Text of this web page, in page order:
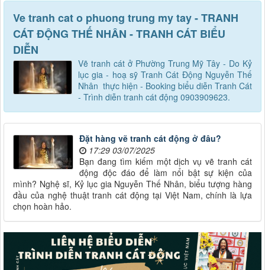
Ve tranh cat o phuong trung my tay - TRANH
CÁT ĐỘNG THẾ NHÂN - TRANH CÁT BIỂU
DIỄN
Vẽ tranh cát ở Phường Trung Mỹ Tây - Do Kỷ
lục gia - hoạ sỹ Tranh Cát Động Nguyễn Thế
Nhân thực hiện - Booking biểu diễn Tranh Cát
- Trình diễn tranh cát động 0903909623.
Đặt hàng vẽ tranh cát động ở đâu?
17:29 03/07/2025
Bạn đang tìm kiếm một dịch vụ vẽ tranh cát
động độc đáo để làm nổi bật sự kiện của
mình? Nghệ sĩ, Kỷ lục gia Nguyễn Thế Nhân, biểu tượng hàng
đầu của nghệ thuật tranh cát động tại Việt Nam, chính là lựa
chọn hoàn hảo.